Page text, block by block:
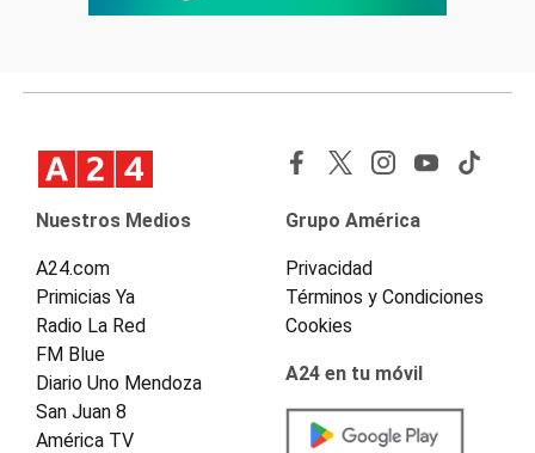
Nuestros Medios
A24.com
Primicias Ya
Radio La Red
FM Blue
Diario Uno Mendoza
San Juan 8
América TV
Grupo América
Privacidad
Términos y Condiciones
Cookies
A24 en tu móvil